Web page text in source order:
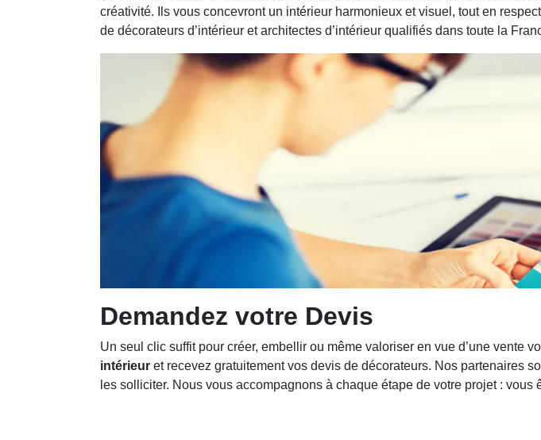
créativité. Ils vous concevront un intérieur harmonieux et visuel, tout en
de décorateurs d’intérieur et architectes d’intérieur qualifiés dans toute la
Demandez votre Devis
Un seul clic suffit pour créer, embellir ou même valoriser en vue d’une vente
intérieur et recevez gratuitement vos devis de décorateurs. Nos partenaires
les solliciter. Nous vous accompagnons à chaque étape de votre projet :